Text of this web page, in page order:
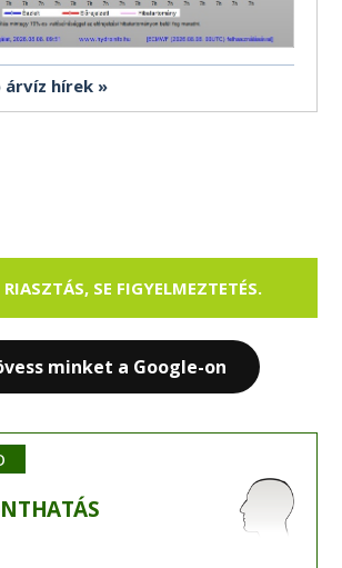
árvíz hírek
SE FIGYELMEZTETÉS.
minket a Google-on